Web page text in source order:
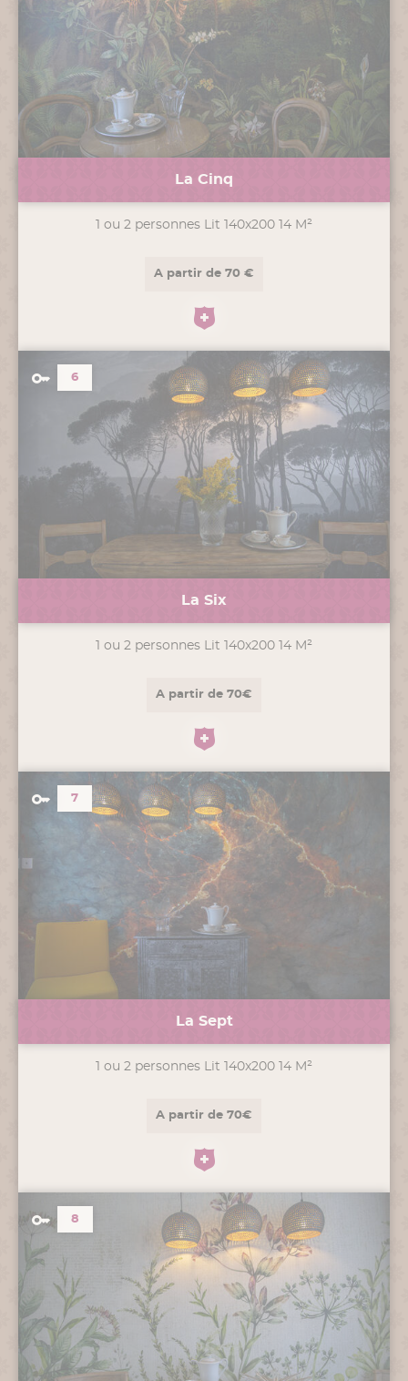
La Cinq
1 ou 2 personnes Lit 140x200 14 M²
A partir de 70 €
6
La Six
1 ou 2 personnes Lit 140x200 14 M²
A partir de 70€
7
La Sept
1 ou 2 personnes Lit 140x200 14 M²
A partir de 70€
8